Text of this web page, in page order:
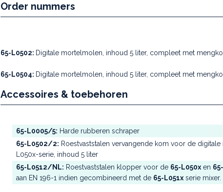
Order nummers
65-L0502: Digitale mortelmolen, inhoud 5 liter, compleet met
65-L0504: Digitale mortelmolen, inhoud 5 liter, compleet met
Accessoires & toebehoren
65-L0005/5: Harde rubberen schraper
65-L0502/2: Roestvaststalen vervangende kom voor de
L050x-serie, inhoud 5 liter
65-L0512/NL: Roestvaststalen klopper voor de 65-L050x en
aan EN 196-1 indien gecombineerd met de 65-L051x serie mixer.